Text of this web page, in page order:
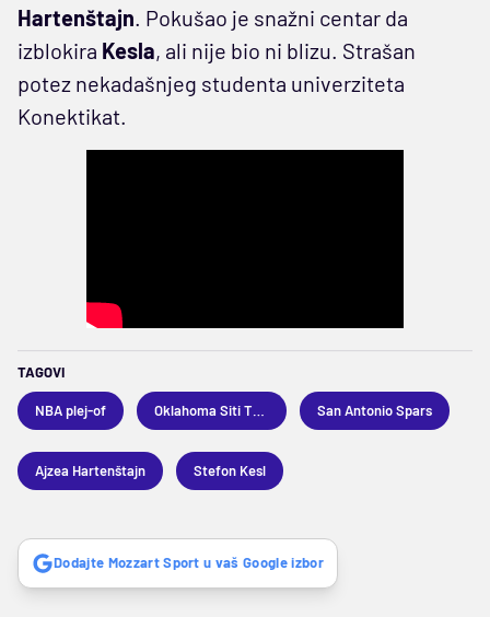
Hartenštajn. Pokušao je snažni centar da
izblokira Kesla, ali nije bio ni blizu. Strašan
potez nekadašnjeg studenta univerziteta
Konektikat.
TAGOVI
NBA plej-of San Antonio Spars
Ajzea Hartenštajn Stefon Kesl
Dodajte Mozzart Sport u vaš Google izbor